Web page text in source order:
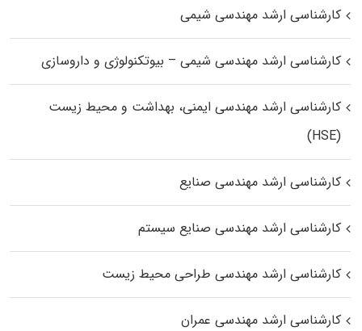
کارشناسی ارشد مهندسی شیمی
کارشناسی ارشد مهندسی شیمی – بیوتکنولوژی و داروسازی
کارشناسی ارشد مهندسی ایمنی، بهداشت و محیط زیست
(HSE)
کارشناسی ارشد مهندسی صنایع
کارشناسی ارشد مهندسی صنایع سیستم
کارشناسی ارشد مهندسی طراحی محیط زیست
کارشناسی ارشد مهندسی عمران